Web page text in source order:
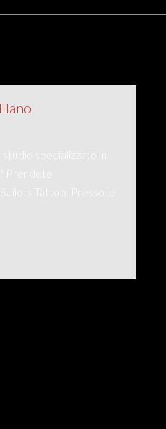
Prendete
Tattoo. Presso le